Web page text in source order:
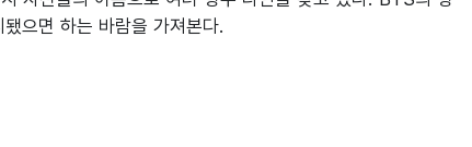
으면 하는 바람을 가져본다.